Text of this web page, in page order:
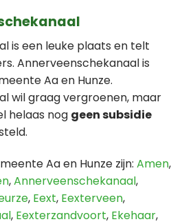
is een leuke plaats en telt
Annerveenschekanaal is
Aa en Hunze.
wil graag vergroenen, maar
helaas nog geen subsidie
Aa en Hunze zijn: Amen,
,Annerveenschekanaal,
, Eext, Eexterveen,
, Eexterzandvoort, Ekehaar,